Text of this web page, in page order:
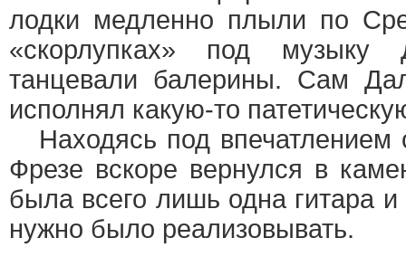
лодки медленно плыли по
«скорлупках» под музыку
танцевали балерины. Сам
исполнял какую-то
Находясь под впечатлением
Фрезе вскоре вернулся в
была всего лишь одна гитара
нужно было реализовывать.